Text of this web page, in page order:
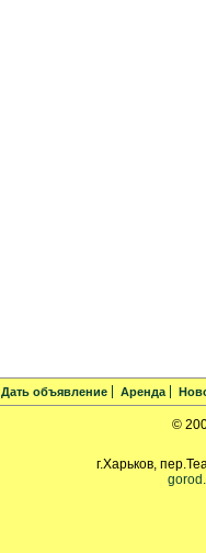
Дать объявление Аренда
©
г.Харьков,